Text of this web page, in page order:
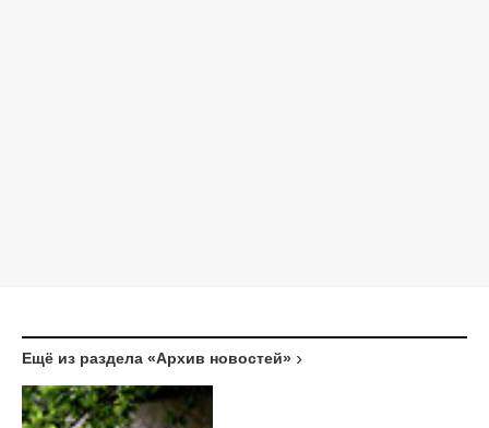
Ещё из раздела «Архив новостей»